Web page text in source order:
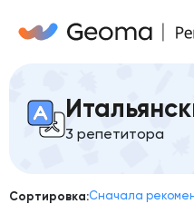
3 репетитора
Сортировка:Сначала